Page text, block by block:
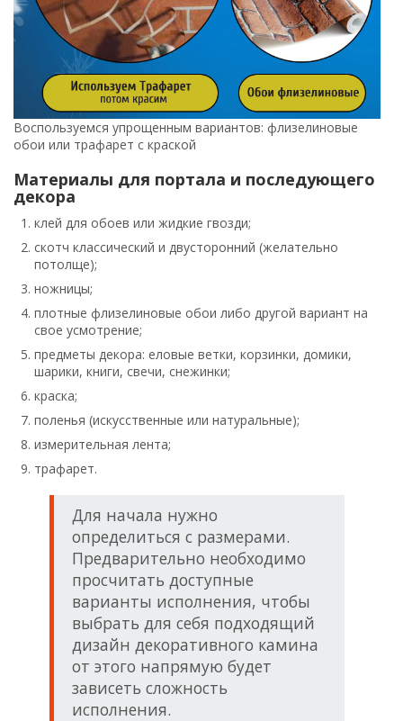
Воспользуемся упрощенным вариантов: флизелиновые
обои или трафарет с краской
Материалы для портала и последующего
декора
клей для обоев или жидкие гвозди;
скотч классический и двусторонний (желательно
потолще);
ножницы;
плотные флизелиновые обои либо другой вариант на
свое усмотрение;
предметы декора: еловые ветки, корзинки, домики,
шарики, книги, свечи, снежинки;
краска;
поленья (искусственные или натуральные);
измерительная лента;
трафарет.
Для начала нужно
определиться с размерами.
Предварительно необходимо
просчитать доступные
варианты исполнения, чтобы
выбрать для себя подходящий
дизайн декоративного камина
от этого напрямую будет
зависеть сложность
исполнения.